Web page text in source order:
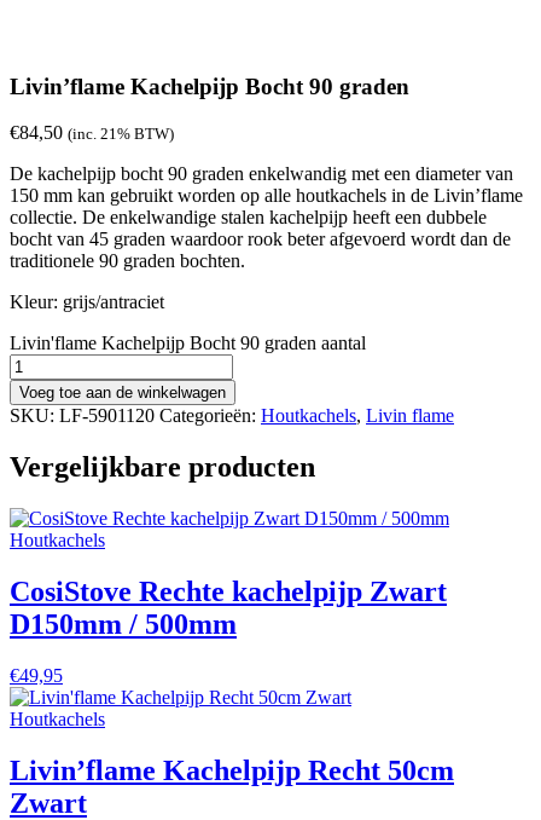
Livin’flame Kachelpijp Bocht 90 graden
€84,50 (inc. 21% BTW)
De kachelpijp bocht 90 graden enkelwandig met een diameter van
150 mm kan gebruikt worden op alle houtkachels in de Livin’flame
collectie. De enkelwandige stalen kachelpijp heeft een dubbele
bocht van 45 graden waardoor rook beter afgevoerd wordt dan de
traditionele 90 graden bochten.
Kleur: grijs/antraciet
Livin'flame Kachelpijp Bocht 90 graden aantal
Voeg toe aan de winkelwagen
SKU: LF-5901120 Categorieën: Houtkachels, Livin flame
Vergelijkbare producten
Houtkachels
CosiStove Rechte kachelpijp Zwart
D150mm / 500mm
€49,95
Houtkachels
Livin’flame Kachelpijp Recht 50cm
Zwart